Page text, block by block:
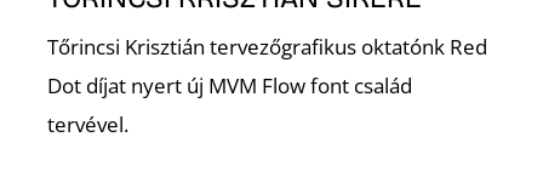
Tőrincsi Krisztián tervezőgrafikus oktatónk Red
Dot díjat nyert új MVM Flow font család
tervével.